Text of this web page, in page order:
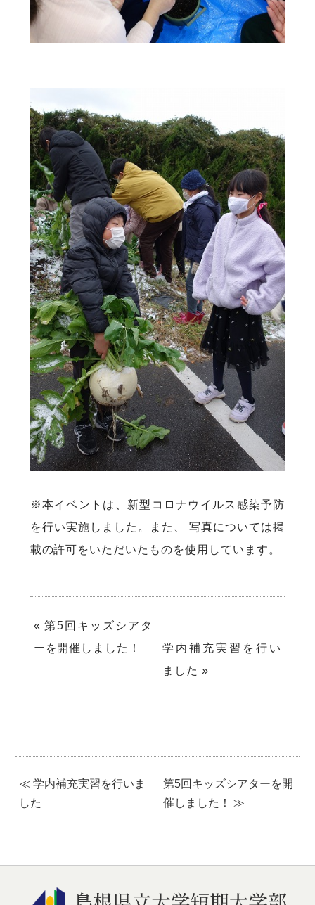
※本イベントは、新型コロナウイルス感染予防
を行い実施しました。また、 写真については掲
載の許可をいただいたものを使用しています。
«第5回キッズシアタ
ーを開催しました！
学内補充実習を行い
ました »
≪ 学内補充実習を行いま
した
第5回キッズシアターを開
催しました！ ≫